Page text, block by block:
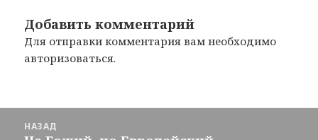
Добавить комментарий
Для отправки комментария вам необходимо
авторизоваться.
НАЗАД